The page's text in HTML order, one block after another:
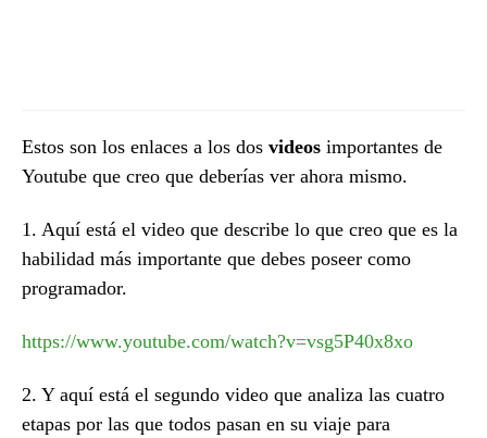
Estos son los enlaces a los dos videos importantes de
Youtube que creo que deberías ver ahora mismo.
1. Aquí está el video que describe lo que creo que es la
habilidad más importante que debes poseer como
programador.
https://www.youtube.com/watch?v=vsg5P40x8xo
2. Y aquí está el segundo video que analiza las cuatro
etapas por las que todos pasan en su viaje para